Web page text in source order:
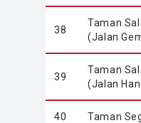
38
Taman
(Jalan
39
Taman
(Jalan
40 Taman